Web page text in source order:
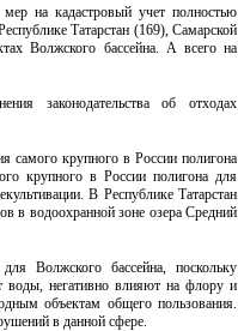
на кадастровый учет полностью
Татарстан (169), Самарской
Волжского бассейна. А всего на
законодательства об отходах
самого крупного в России полигона
крупного в России полигона для
В Республике Татарстан
в водоохранной зоне озера Средний
Волжского бассейна, поскольку
воды, негативно влияют на флору и
объектам общего пользования.
в данной сфере.